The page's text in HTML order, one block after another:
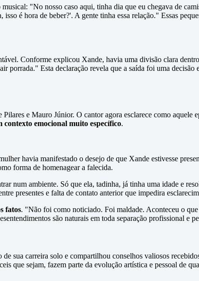
"No nosso caso aqui, tinha dia que eu chegava de
é hora de beber?'. A gente tinha essa relação." Essas
Conforme explicou Xande, havia uma divisão clara
porrada." Esta declaração revela que a saída foi uma decisão
e Mauro Júnior. O cantor agora esclarece como aquele
contexto emocional muito específico.
havia manifestado o desejo de que Xande estivesse
forma de homenagear a falecida.
num ambiente. Só que ela, tadinha, já tinha uma idade e
presentes e falta de contato anterior que impedira
fatos. "Não foi como noticiado. Foi maldade. Aconteceu o que
são naturais em toda separação profissional e
sua carreira solo e compartilhou conselhos valiosos
que sejam, fazem parte da evolução artística e pessoal de